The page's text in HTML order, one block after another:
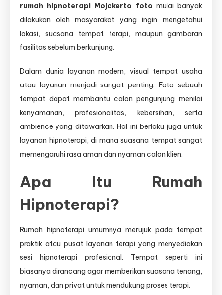
Banyak
Dicari
rumah hipnoterapi Mojokerto foto mulai banyak
dilakukan oleh masyarakat yang ingin mengetahui
lokasi, suasana tempat terapi, maupun gambaran
fasilitas sebelum berkunjung.
Dalam dunia layanan modern, visual tempat usaha
atau layanan menjadi sangat penting. Foto sebuah
tempat dapat membantu calon pengunjung menilai
kenyamanan, profesionalitas, kebersihan, serta
ambience yang ditawarkan. Hal ini berlaku juga untuk
layanan hipnoterapi, di mana suasana tempat sangat
memengaruhi rasa aman dan nyaman calon klien.
Apa Itu Rumah
Hipnoterapi?
Rumah hipnoterapi umumnya merujuk pada tempat
praktik atau pusat layanan terapi yang menyediakan
sesi hipnoterapi profesional. Tempat seperti ini
biasanya dirancang agar memberikan suasana tenang,
nyaman, dan privat untuk mendukung proses terapi.